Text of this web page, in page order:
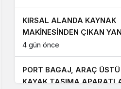
KIRSAL ALANDA KAYNAK
MAKİNESİNDEN ÇIKAN
4 gün önce
PORT BAGAJ, ARAÇ
KAYAK TAŞIMA